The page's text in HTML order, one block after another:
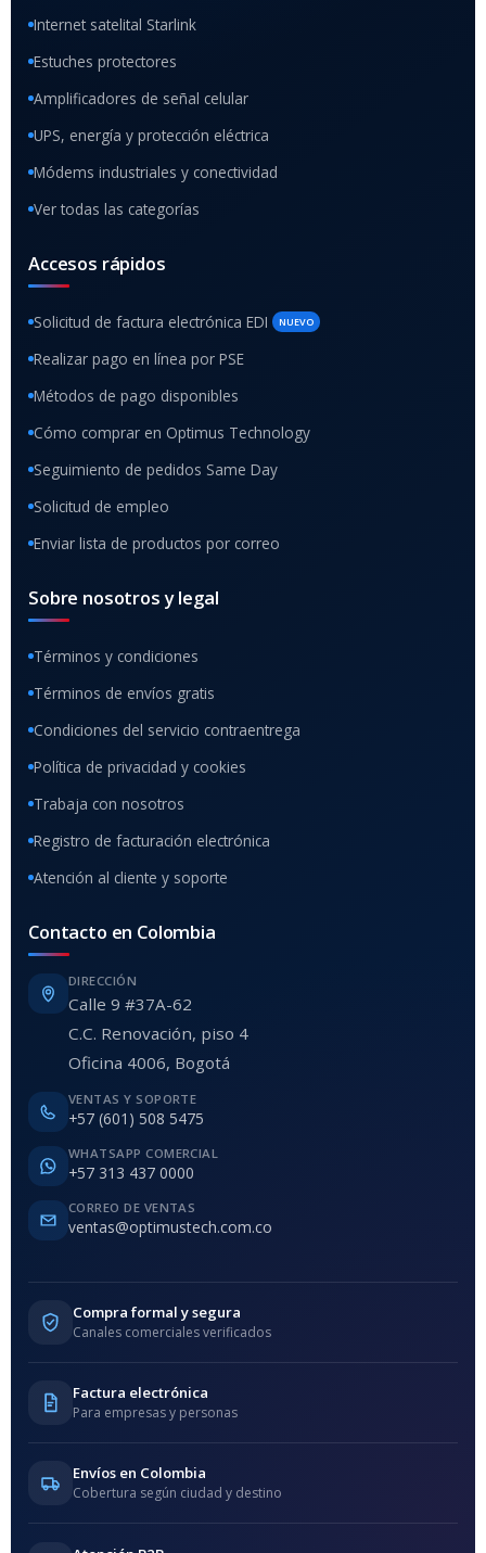
Internet satelital Starlink
Estuches protectores
Amplificadores de señal celular
UPS, energía y protección eléctrica
Módems industriales y conectividad
Ver todas las categorías
Accesos rápidos
Solicitud de factura electrónica EDI NUEVO
Realizar pago en línea por PSE
Métodos de pago disponibles
Cómo comprar en Optimus Technology
Seguimiento de pedidos Same Day
Solicitud de empleo
Enviar lista de productos por correo
Sobre nosotros y legal
Términos y condiciones
Términos de envíos gratis
Condiciones del servicio contraentrega
Política de privacidad y cookies
Trabaja con nosotros
Registro de facturación electrónica
Atención al cliente y soporte
Contacto en Colombia
DIRECCIÓN
Calle 9 #37A-62
C.C. Renovación, piso 4
Oficina 4006, Bogotá
VENTAS Y SOPORTE
+57 (601) 508 5475
WHATSAPP COMERCIAL
+57 313 437 0000
CORREO DE VENTAS
ventas@optimustech.com.co
Compra formal y segura
Canales comerciales verificados
Factura electrónica
Para empresas y personas
Envíos en Colombia
Cobertura según ciudad y destino